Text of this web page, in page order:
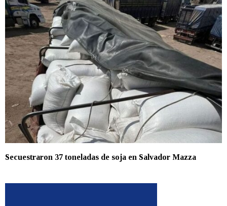
Secuestraron 37 toneladas de soja en Salvador Mazza